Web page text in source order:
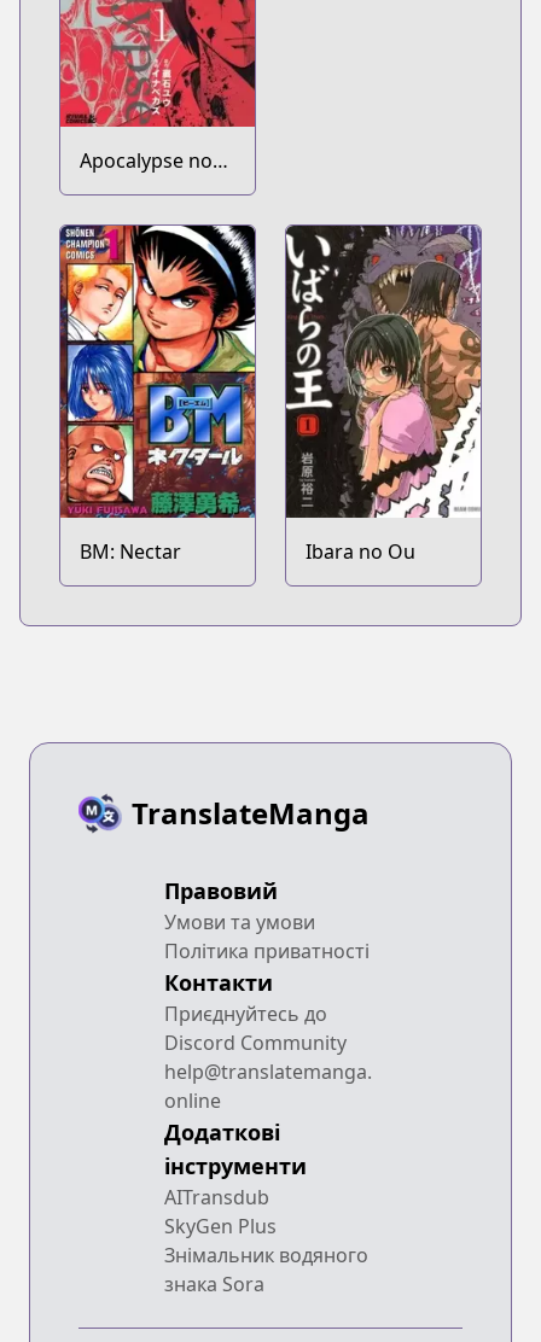
Apocalypse no
Toride
BM: Nectar Ibara no Ou
TranslateManga
Правовий
Умови та умови
Політика приватності
Контакти
Приєднуйтесь до
Discord Community
help@translatemanga.
online
Додаткові
інструменти
AITransdub
SkyGen Plus
Знімальник водяного
знака Sora